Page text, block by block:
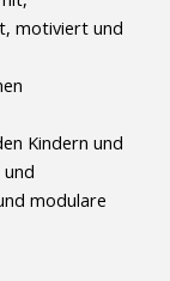
motiviert und
Kindern und
und
modulare